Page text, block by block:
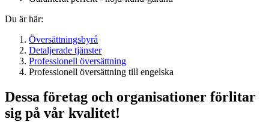
Du är här:
Översättningsbyrå
Detaljerade tjänster
Professionell översättning
Professionell översättning till engelska
Dessa företag och organisationer förlitar
sig på vår kvalitet!